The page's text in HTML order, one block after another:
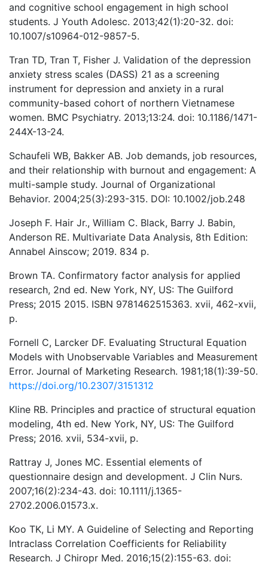
and cognitive school engagement in high school
students. J Youth Adolesc. 2013;42(1):20-32. doi:
10.1007/s10964-012-9857-5.
Tran TD, Tran T, Fisher J. Validation of the depression
anxiety stress scales (DASS) 21 as a screening
instrument for depression and anxiety in a rural
community-based cohort of northern Vietnamese
women. BMC Psychiatry. 2013;13:24. doi: 10.1186/1471-
244X-13-24.
Schaufeli WB, Bakker AB. Job demands, job resources,
and their relationship with burnout and engagement: A
multi-sample study. Journal of Organizational
Behavior. 2004;25(3):293-315. DOI: 10.1002/job.248
Joseph F. Hair Jr., William C. Black, Barry J. Babin,
Anderson RE. Multivariate Data Analysis, 8th Edition:
Annabel Ainscow; 2019. 834 p.
Brown TA. Confirmatory factor analysis for applied
research, 2nd ed. New York, NY, US: The Guilford
Press; 2015 2015. ISBN 9781462515363. xvii, 462-xvii,
p.
Fornell C, Larcker DF. Evaluating Structural Equation
Models with Unobservable Variables and Measurement
Error. Journal of Marketing Research. 1981;18(1):39-50.
https://doi.org/10.2307/3151312
Kline RB. Principles and practice of structural equation
modeling, 4th ed. New York, NY, US: The Guilford
Press; 2016. xvii, 534-xvii, p.
Rattray J, Jones MC. Essential elements of
questionnaire design and development. J Clin Nurs.
2007;16(2):234-43. doi: 10.1111/j.1365-
2702.2006.01573.x.
Koo TK, Li MY. A Guideline of Selecting and Reporting
Intraclass Correlation Coefficients for Reliability
Research. J Chiropr Med. 2016;15(2):155-63. doi: